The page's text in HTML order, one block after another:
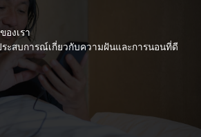
องเรา
ะสบการณ์เกี่ยวกับความฝันและการนอนที่ดี